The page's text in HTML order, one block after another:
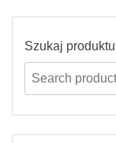
Szukaj produktu